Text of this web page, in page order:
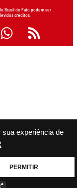
sua experiência de
PERMITIR
Brasil de Fato podem ser
créditos.